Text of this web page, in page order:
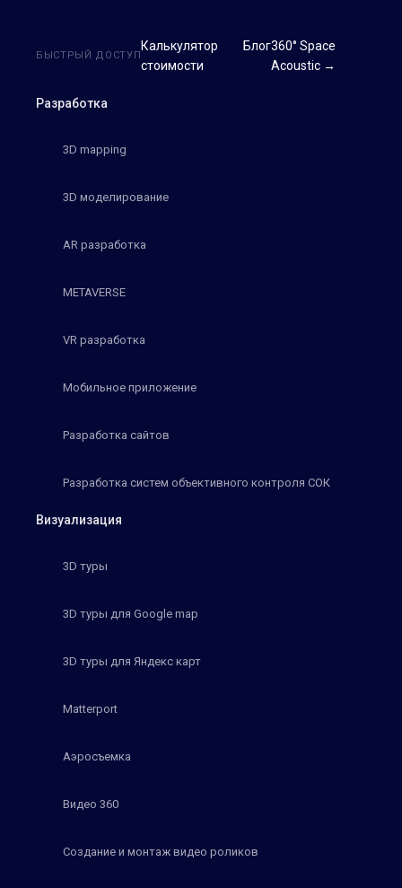
Разработка
3D mapping
3D моделирование
AR разработка
METAVERSE
VR разработка
Мобильное приложение
Разработка сайтов
Разработка систем объективного контроля СОК
Визуализация
3D туры
3D туры для Google map
3D туры для Яндекс карт
Matterport
Аэросъемка
Видео 360
Создание и монтаж видео роликов
БЫСТРЫЙ ДОСТУП
Калькулятор
стоимости
Блог360° Space
Acoustic →